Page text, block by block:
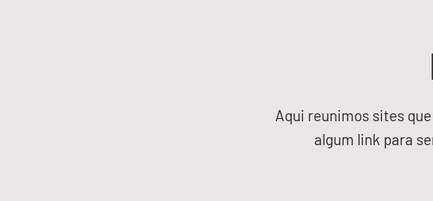
Aqui reunimos sites
algum link para